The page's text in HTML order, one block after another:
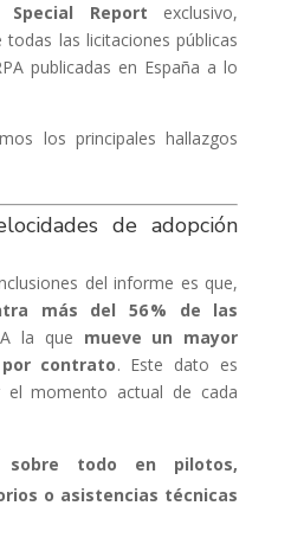
Special Report exclusivo,
las licitaciones públicas
publicadas en España a lo
los principales hallazgos
de adopción
del informe es que,
más del 56 % de las
la que mueve un mayor
contrato. Este dato es
el momento actual de cada
todo en pilotos,
o asistencias técnicas